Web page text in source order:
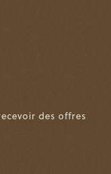
des offres